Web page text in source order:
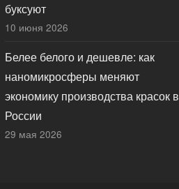
буксуют
10 июня 2026
Белее белого и дешевле: как
наномикросферы меняют
экономику производства красок в
России
29 мая 2026